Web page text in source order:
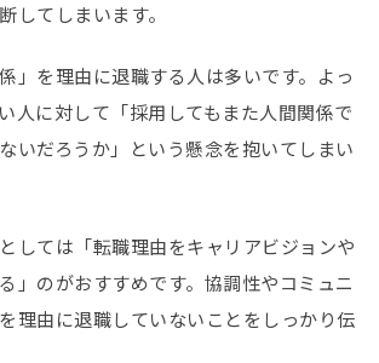
してしまいます。
」を理由に退職する人は多いです。よっ
人に対して「採用してもまた人間関係で
いだろうか」という懸念を抱いてしまい
しては「転職理由をキャリアビジョンや
」のがおすすめです。協調性やコミュニ
理由に退職していないことをしっかり伝